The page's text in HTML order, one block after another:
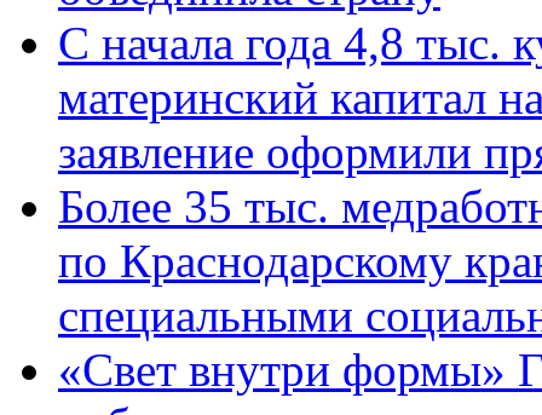
С начала года 4,8 тыс.
материнский капитал
заявление оформили
Более 35 тыс.
по Краснодарскому
специальными
«Свет внутри формы»